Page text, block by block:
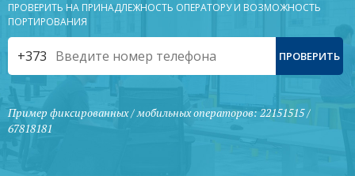
ПРОВЕРИТЬ НА ПРИНАДЛЕЖНОСТЬ ОПЕРАТОРУ И ВОЗМОЖНОСТЬ
ПОРТИРОВАНИЯ
+373
Пример фиксированных / мобильных операторов: 22151515 /
67818181